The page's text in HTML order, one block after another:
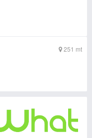
251 mt